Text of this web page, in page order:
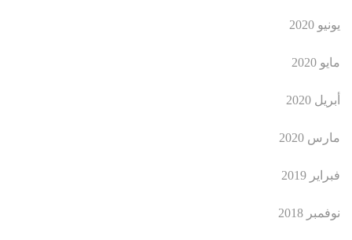
يونيو 2020
مايو 2020
أبريل 2020
مارس 2020
فبراير 2019
نوفمبر 2018